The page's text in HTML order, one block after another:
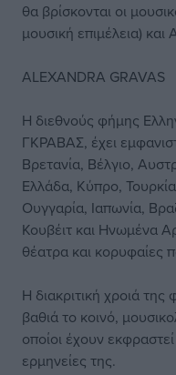
θα βρίσκονται οι
μουσική επιμέλεια)
ALEXANDRA GRAVAS
Η διεθνούς φήμης
ΓΚΡΑΒΑΣ, έχει
Βρετανία, Βέλγιο,
Ελλάδα, Κύπρο,
Ουγγαρία, Ιαπωνία,
Κουβέιτ και Ηνωμένα
θέατρα και κορυφαίες
Η διακριτική χροιά
βαθιά το κοινό,
οποίοι έχουν
ερμηνείες της.